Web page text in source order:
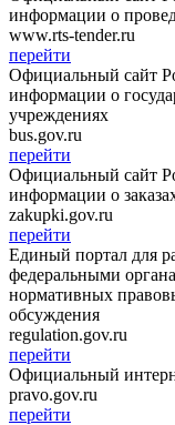
информации о
www.rts-tender.ru
перейти
Официальный сайт
информации о
учреждениях
bus.gov.ru
перейти
Официальный сайт
информации о
zakupki.gov.ru
перейти
Единый портал для
федеральными
нормативных
обсуждения
regulation.gov.ru
перейти
Официальный
pravo.gov.ru
перейти